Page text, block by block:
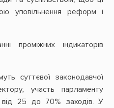
уповільнення реформ і
проміжних індикаторів
суттєвої законодавчої
участь парламенту
від 25 до 70% заходів. У